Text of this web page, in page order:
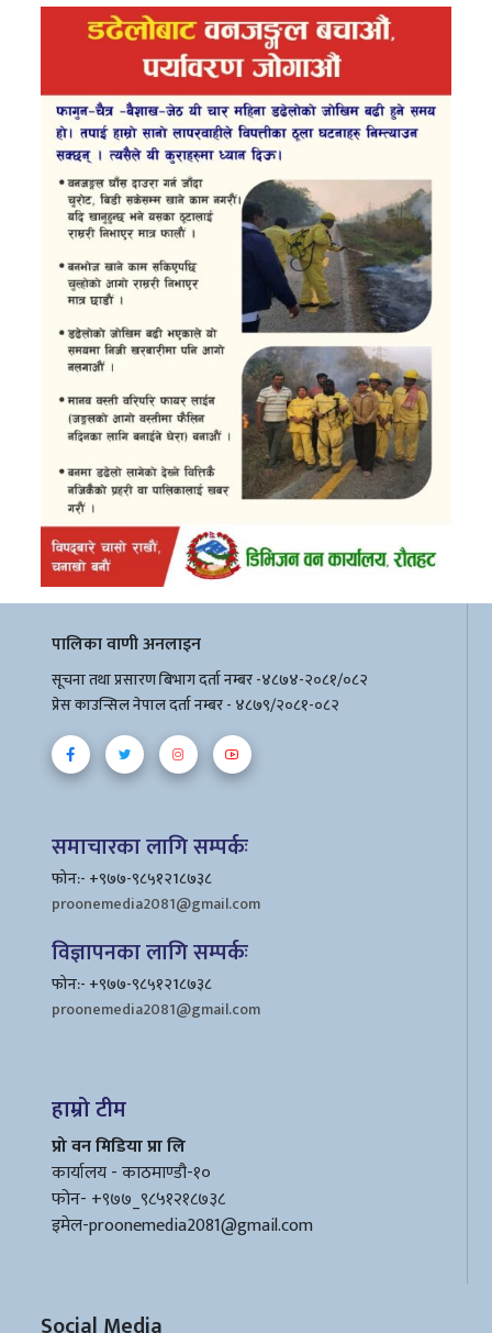
पालिका वाणी अनलाइन
सूचना तथा प्रसारण बिभाग दर्ता नम्बर -४८७४-२०८१/०८२
प्रेस काउन्सिल नेपाल दर्ता नम्बर - ४८७९/२०८१-०८२
समाचारका लागि सम्पर्कः
फोन:- +९७७-९८५१२1८७३८
proonemedia2081@gmail.com
विज्ञापनका लागि सम्पर्कः
फोन:- +९७७-९८५१२1८७३८
proonemedia2081@gmail.com
हाम्रो टीम
प्रो वन मिडिया प्रा लि
कार्यालय - काठमाण्डौ-१०
फोन- +९७७_९८५१२१८७३८
इमेल-proonemedia2081@gmail.com